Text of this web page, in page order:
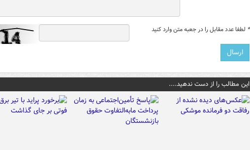
* لطفا عدد مقابل را در جعبه متن وارد کنید
این مطالب را از دست ندهید....